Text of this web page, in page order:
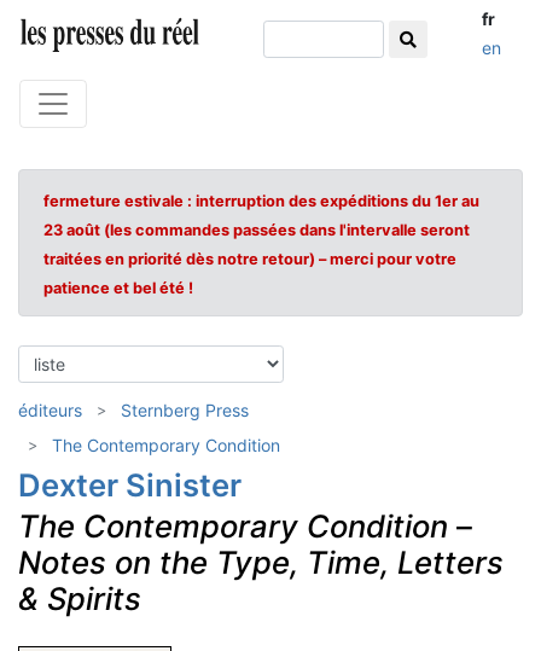
fr
en
fermeture estivale : interruption des expéditions du 1er au
23 août (les commandes passées dans l'intervalle seront
traitées en priorité dès notre retour) – merci pour votre
patience et bel été !
éditeurs
Sternberg Press
The Contemporary Condition
Dexter Sinister
The Contemporary Condition –
Notes on the Type, Time, Letters
& Spirits